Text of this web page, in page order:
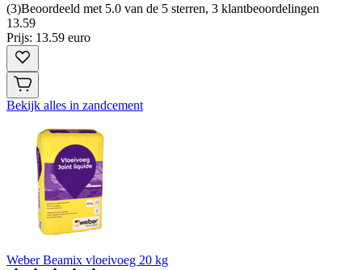
(3)Beoordeeld met 5.0 van de 5 sterren, 3 klantbeoordelingen
13.59
Prijs: 13.59 euro
Bekijk alles in zandcement
Weber Beamix vloeivoeg 20 kg